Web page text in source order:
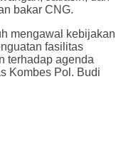
bakar CNG.
mengawal kebijakan
fasilitas
terhadap agenda
Kombes Pol. Budi